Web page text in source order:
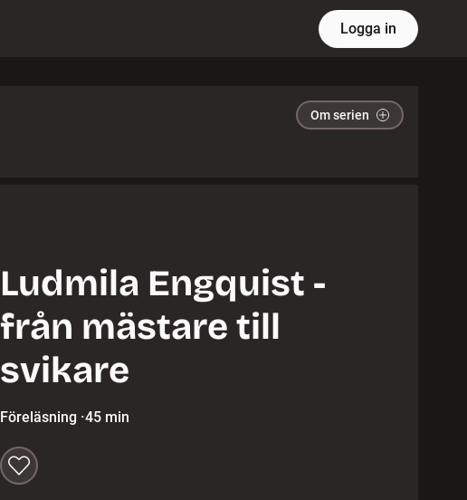
Logga in
Om serien
Ludmila Engquist -
från mästare till
svikare
Föreläsning ·45 min